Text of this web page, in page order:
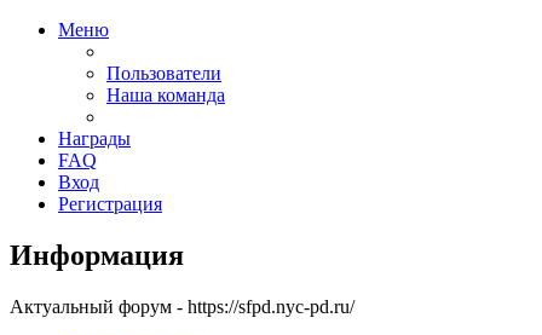
Меню
Пользователи
Наша команда
Награды
FAQ
Вход
Регистрация
Информация
Актуальный форум - https://sfpd.nyc-pd.ru/